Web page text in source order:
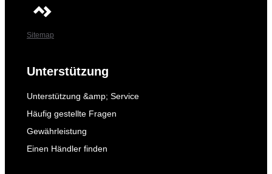
Sitemap
Unterstützung
Unterstützung &amp; Service
Häufig gestellte Fragen
Gewährleistung
Einen Händler finden